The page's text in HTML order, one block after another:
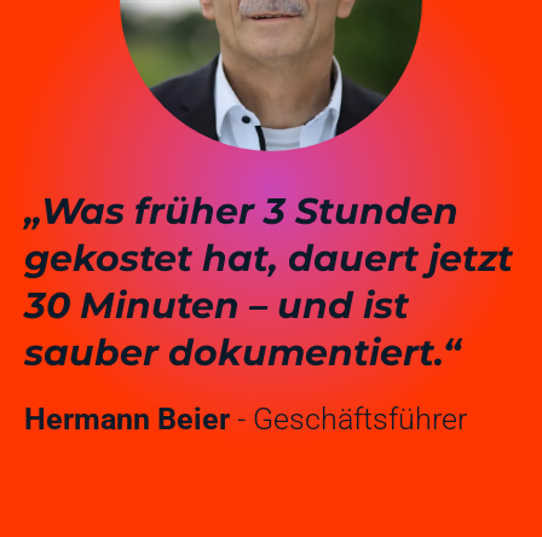
„Was früher 3 Stunden
gekostet hat, dauert jetzt
30 Minuten – und ist
sauber dokumentiert.“
Hermann Beier - Geschäftsführer